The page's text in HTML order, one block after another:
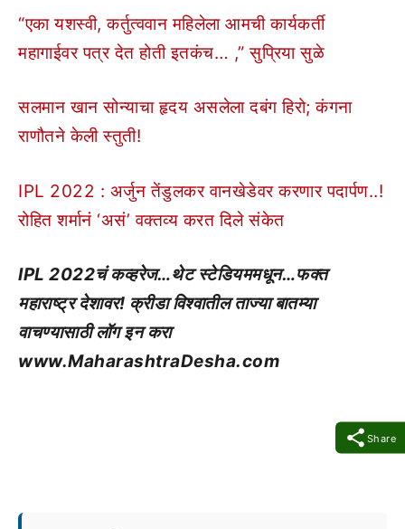
Share
“एका यशस्वी, कर्तुत्ववान महिलेला आमची कार्यकर्ती
महागाईवर पत्र देत होती इतकंच… ,” सुप्रिया सुळे
सलमान खान सोन्याचा हृदय असलेला दबंग हिरो; कंगना
राणौतने केली स्तुती!
IPL 2022 : अर्जुन तेंडुलकर वानखेडेवर करणार पदार्पण..!
रोहित शर्मानं ‘असं’ वक्तव्य करत दिले संकेत
IPL 2022चं कव्हरेज…थेट स्टेडियममधून…फक्त
महाराष्ट्र देशावर! क्रीडा विश्वातील ताज्या बातम्या
वाचण्यासाठी लॉग इन करा
www.MaharashtraDesha.com